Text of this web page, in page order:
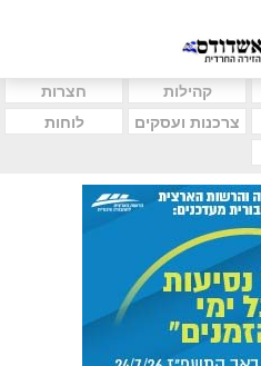
קהילות
חצרות
צרכנות ועסקים
לוחות